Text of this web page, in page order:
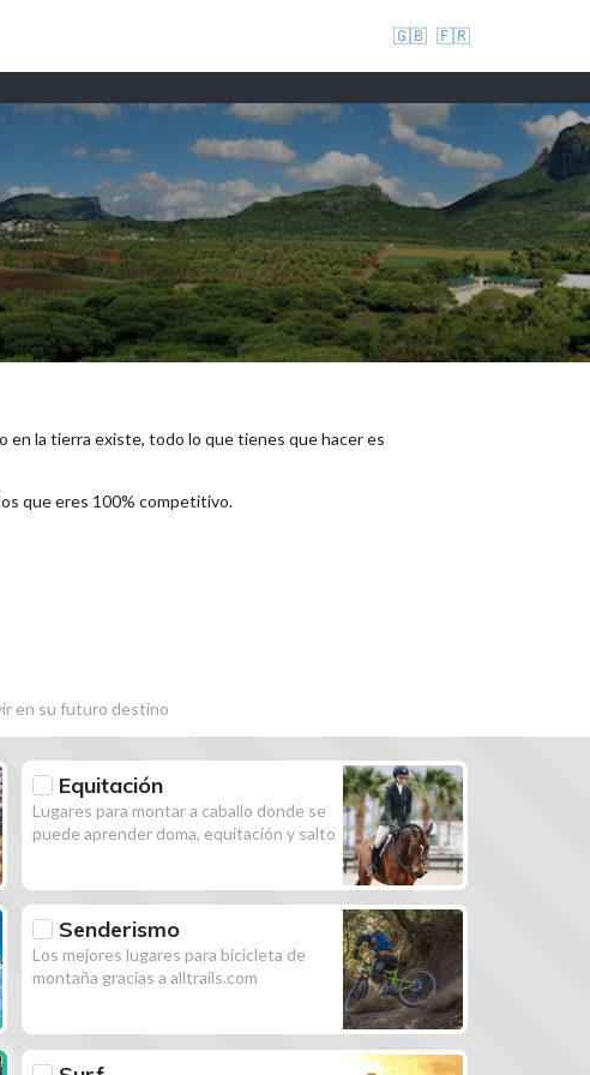
🇬🇧 🇫🇷
en la tierra existe, todo lo que tienes que hacer es
que eres 100% competitivo.
en su futuro destino
Equitación
Lugares para montar a caballo donde se
puede aprender doma, equitación y salto
Senderismo
Los mejores lugares para bicicleta de
montaña gracias a alltrails.com